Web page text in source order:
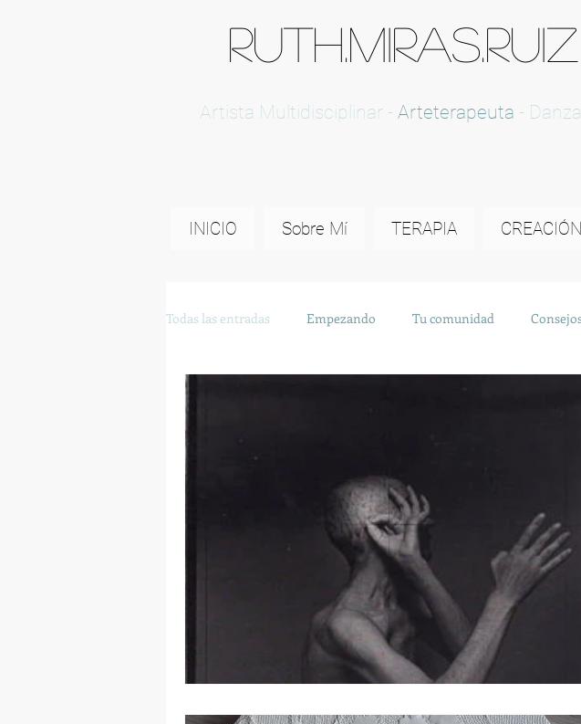
RUTH.MIRAS.RUIZ
Artista Multidisciplinar - Arteterapeuta -
INICIO Sobre Mí TERAPIA CREACIÓN
Todas las entradas Empezando Tu comunidad